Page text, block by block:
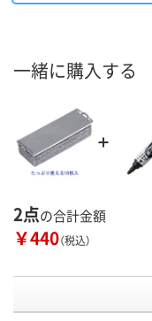
一緒に購入する
2点の合計金額
￥440（税込）